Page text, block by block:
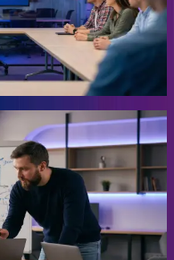
haben und trotzdem
die Arbeit, für die du
müsstest. Ohne
Jedes Buch
Teil deiner Growth
aus 20 Jahren eigenem